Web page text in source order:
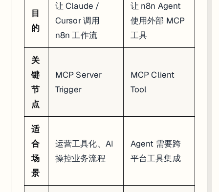
目
的
让 Claude /
Cursor 调用
n8n 工作流
让 n8n Agent
使用外部 MCP
工具
关
键
节
点
MCP Server
Trigger
MCP Client
Tool
适
合
场
景
运营工具化、AI
操控业务流程
Agent 需要跨
平台工具集成